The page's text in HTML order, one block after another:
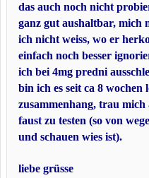
das auch noch nicht
ganz gut aushaltbar, mich
ich nicht weiss, wo er
einfach noch besser
ich bei 4mg predni
bin ich es seit ca 8 wochen
zusammenhang, trau mich
faust zu testen (so von
und schauen wies ist).
liebe grüsse